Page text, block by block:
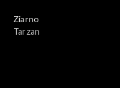
Ziarno
Tarzan